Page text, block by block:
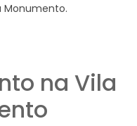
Monumento.
na Vila